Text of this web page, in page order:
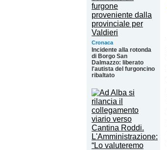
Cronaca
Incidente alla rotonda
di Borgo San
Dalmazzo: liberato
l'autista del furgoncino
ribaltato